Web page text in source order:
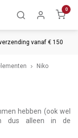
0
vanaf € 150
Niko
hebben (ook wel
dus alleen in de